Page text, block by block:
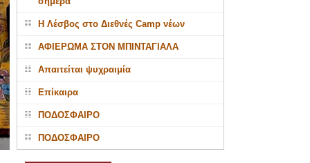
Η Λέσβος στο Διεθνές Camp νέων
ΑΦΙΕΡΩΜΑ ΣΤΟΝ ΜΠΙΝΤΑΓΙΑΛΑ
Απαιτείται ψυχραιμία
Επίκαιρα
ΠΟΔΟΣΦΑΙΡΟ
ΠΟΔΟΣΦΑΙΡΟ